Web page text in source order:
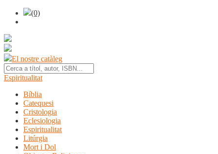
(0)
El nostre catàleg
Espiritualitat
Bíblia
Catequesi
Cristologia
Eclesiologia
Espiritualitat
Litúrgia
Mort i Dol